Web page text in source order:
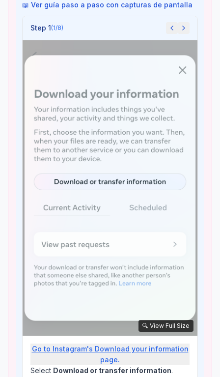
📖 Ver guía paso a paso con capturas de pantalla
Step 1(1/8)
🔍 View Full Size
Go to Instagram's Download your information
page.
Select Download or transfer information.